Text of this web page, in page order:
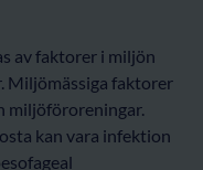
av faktorer i miljön
Miljömässiga faktorer
miljöföroreningar.
kan vara infektion